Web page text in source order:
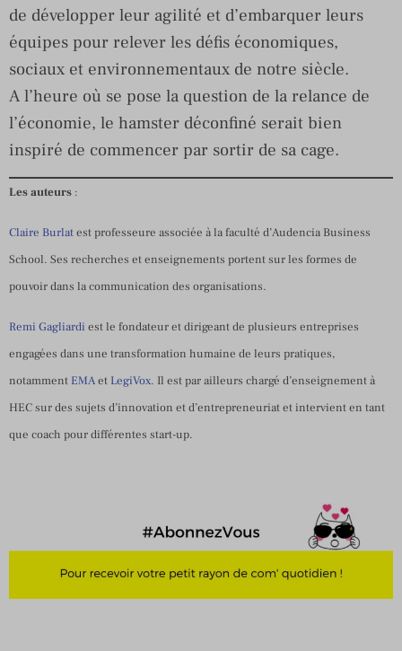
de développer leur agilité et d’embarquer leurs
équipes pour relever les défis économiques,
sociaux et environnementaux de notre siècle.
A l’heure où se pose la question de la relance de
l’économie, le hamster déconfiné serait bien
inspiré de commencer par sortir de sa cage.
Les auteurs :
Claire Burlatest professeure associée à la faculté d’Audencia Business
School. Ses recherches et enseignements portent sur les formes de
pouvoir dans la communication des organisations.
Remi Gagliardi est le fondateur et dirigeant de plusieurs entreprises
engagées dans une transformation humaine de leurs pratiques,
notamment EMAet LegiVox. Il est par ailleurs chargé d’enseignement à
HEC sur des sujets d’innovation et d’entrepreneuriat et intervient en tant
que coach pour différentes start-up.